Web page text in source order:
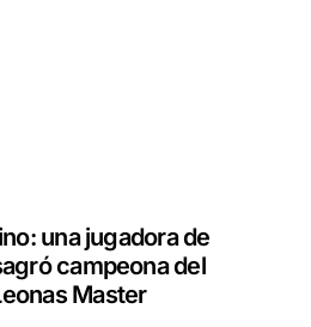
una jugadora de
campeona del
Master